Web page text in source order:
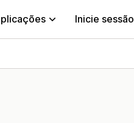
Inicie sessão